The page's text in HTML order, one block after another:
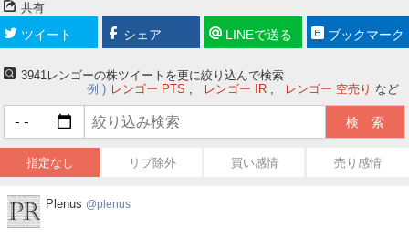
共有
ツイート シェア LINEで送る ブックマーク
3941レンゴーの株ツイートを更に絞り込んで検索
例
レンゴー PTS レンゴー IR レンゴー 空売り など
指定なし リプ除外 買い感情 売り感情
Plenus
Plenus plenus